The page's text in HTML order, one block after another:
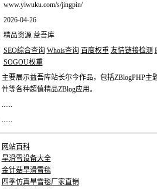
www.yiwuku.com/s/jingpin/
2026-04-26
精品资源 益吾库
SEO综合查询 Whois查询 百度权重 友情链接检测
SOGOU权重
主要展示益吾库站长尔今作品，包括ZBlogPHP主
件等各种超值精品ZBlog应用。
......
......
网站百科
旱滑雪设备大全
金针菇旱滑雪毯
四季仿真旱雪毯厂家直销